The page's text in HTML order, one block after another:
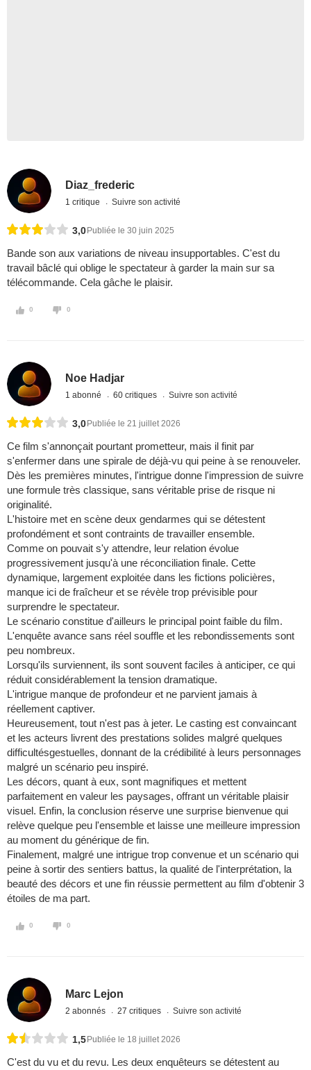
Diaz_frederic
1 critique Suivre son activité
3,0 Publiée le 30 juin 2025
Bande son aux variations de niveau insupportables. C'est du
travail bâclé qui oblige le spectateur à garder la main sur sa
télécommande. Cela gâche le plaisir.
0 0
Noe Hadjar
1 abonné 60 critiques Suivre son activité
3,0 Publiée le 21 juillet 2026
Ce film s'annonçait pourtant prometteur, mais il finit par
s'enfermer dans une spirale de déjà-vu qui peine à se renouveler.
Dès les premières minutes, l'intrigue donne l'impression de suivre
une formule très classique, sans véritable prise de risque ni
originalité.
L'histoire met en scène deux gendarmes qui se détestent
profondément et sont contraints de travailler ensemble.
Comme on pouvait s'y attendre, leur relation évolue
progressivement jusqu'à une réconciliation finale. Cette
dynamique, largement exploitée dans les fictions policières,
manque ici de fraîcheur et se révèle trop prévisible pour
surprendre le spectateur.
Le scénario constitue d'ailleurs le principal point faible du film.
L'enquête avance sans réel souffle et les rebondissements sont
peu nombreux.
Lorsqu'ils surviennent, ils sont souvent faciles à anticiper, ce qui
réduit considérablement la tension dramatique.
L'intrigue manque de profondeur et ne parvient jamais à
réellement captiver.
Heureusement, tout n'est pas à jeter. Le casting est convaincant
et les acteurs livrent des prestations solides malgré quelques
difficultésgestuelles, donnant de la crédibilité à leurs personnages
malgré un scénario peu inspiré.
Les décors, quant à eux, sont magnifiques et mettent
parfaitement en valeur les paysages, offrant un véritable plaisir
visuel. Enfin, la conclusion réserve une surprise bienvenue qui
relève quelque peu l'ensemble et laisse une meilleure impression
au moment du générique de fin.
Finalement, malgré une intrigue trop convenue et un scénario qui
peine à sortir des sentiers battus, la qualité de l'interprétation, la
beauté des décors et une fin réussie permettent au film d'obtenir 3
étoiles de ma part.
0 0
Marc Lejon
2 abonnés 27 critiques Suivre son activité
1,5 Publiée le 18 juillet 2026
C'est du vu et du revu. Les deux enquêteurs se détestent au